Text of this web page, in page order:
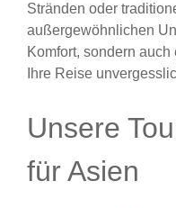
Stränden oder
außergewöhnlichen
Komfort, sondern
Ihre Reise
Unsere
für Asien